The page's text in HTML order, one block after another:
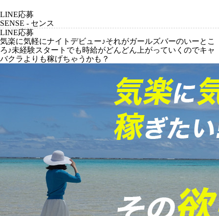
LINE応募
SENSE - センス
LINE応募
気楽に気軽にナイトデビュー♪それがガールズバーのいーとこ
ろ♪未経験スタートでも時給がどんどん上がっていくのでキャ
バクラよりも稼げちゃうかも？